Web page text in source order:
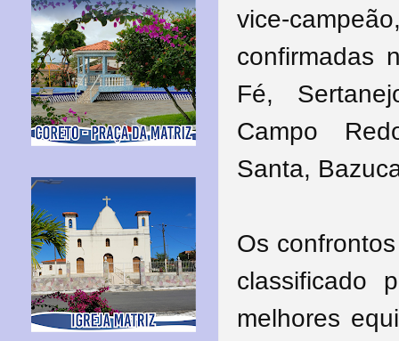
vice-
confirmadas
Fé,
Campo
Santa,
Os
classificado
melhores